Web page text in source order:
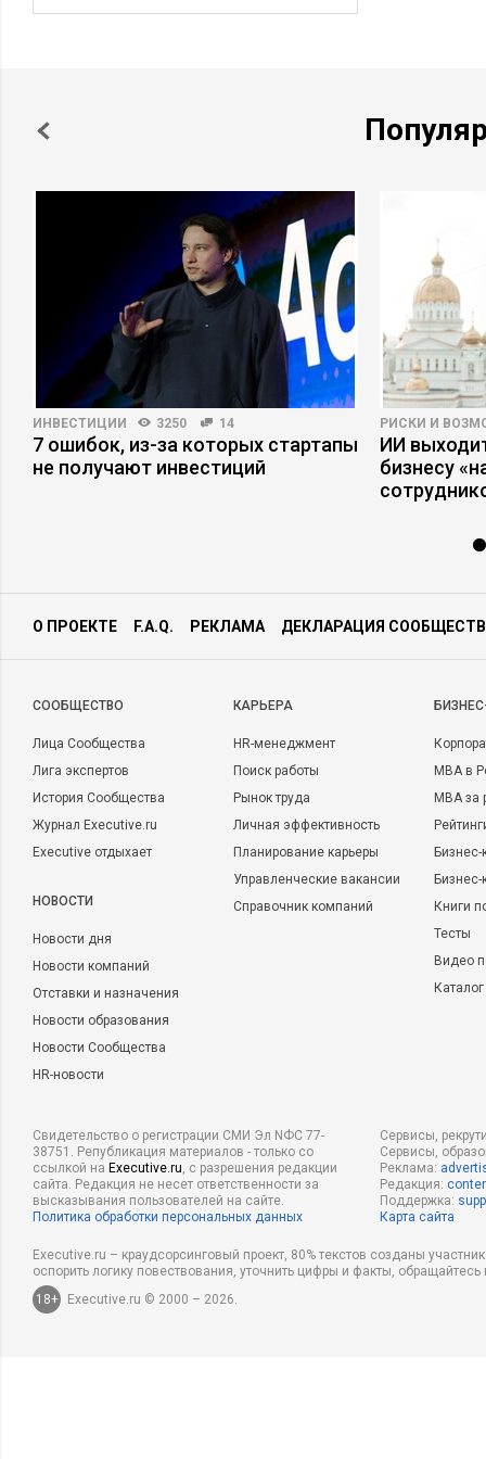
ИНВЕСТИЦИИ 3250 14
7 ошибок, из-за которых стартапы
не получают инвестиций
РИСКИ И
ИИ
бизнесу
О ПРОЕКТЕ F.A.Q. РЕКЛАМА ДЕКЛАРАЦИЯ
CООБЩЕСТВО
Лица Сообщества
Лига экспертов
История Сообщества
Журнал Executive.ru
Executive отдыхает
НОВОСТИ
Новости дня
Новости компаний
Отставки и назначения
Новости образования
Новости Сообщества
HR-новости
КАРЬЕРА
HR-менеджмент
Поиск работы
Рынок труда
Личная эффективность
Планирование карьеры
Управленческие вакансии
Справочник компаний
MBA в
MBA
Бизнес-
Книги
Тесты
Видео
Свидетельство о регистрации СМИ Эл NФС 77-
38751. Републикация материалов - только со
ссылкой на Executive.ru, с разрешения редакции
сайта. Редакция не несет ответственности за
высказывания пользователей на сайте.
Политика обработки персональных данных
Сервисы,
Сервисы,
Реклама:
Редакция:
Поддержка:
Карта сайта
Executive.ru – краудсорсинговый проект, 80% текстов созданы
оспорить логику повествования, уточнить цифры и факты,
18+
Executive.ru © 2000 – 2026.